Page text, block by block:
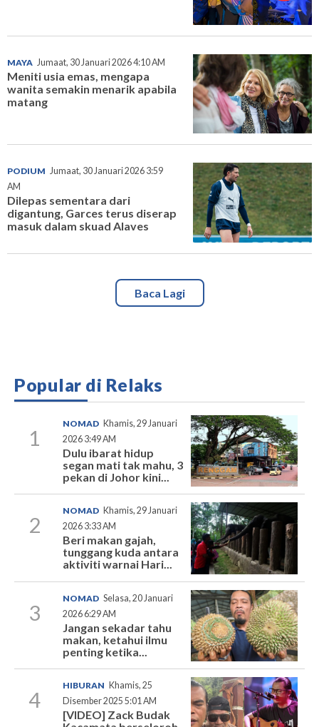
MAYA Jumaat, 30 Januari 2026 4:10 AM
Meniti usia emas, mengapa
wanita semakin menarik apabila
matang
PODIUM Jumaat, 30 Januari 2026 3:59
AM
Dilepas sementara dari
digantung, Garces terus diserap
masuk dalam skuad Alaves
Baca Lagi
Popular di Relaks
1
NOMAD Khamis, 29 Januari
2026 3:49 AM
Dulu ibarat hidup
segan mati tak mahu, 3
pekan di Johor kini...
2
NOMAD Khamis, 29 Januari
2026 3:33 AM
Beri makan gajah,
tunggang kuda antara
aktiviti warnai Hari...
3
NOMAD Selasa, 20 Januari
2026 6:29 AM
Jangan sekadar tahu
makan, ketahui ilmu
penting ketika...
4
HIBURAN Khamis, 25
Disember 2025 5:01 AM
[VIDEO] Zack Budak